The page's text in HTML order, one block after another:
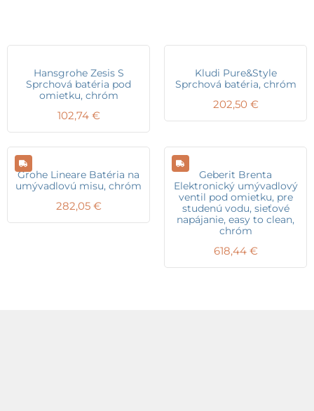
Hansgrohe Zesis S
Sprchová batéria pod
omietku, chróm
102,74 €
Kludi Pure&Style
Sprchová batéria, chróm
202,50 €
Grohe Lineare Batéria na
umývadlovú misu, chróm
282,05 €
Geberit Brenta
Elektronický umývadlový
ventil pod omietku, pre
studenú vodu, sieťové
napájanie, easy to clean,
chróm
618,44 €